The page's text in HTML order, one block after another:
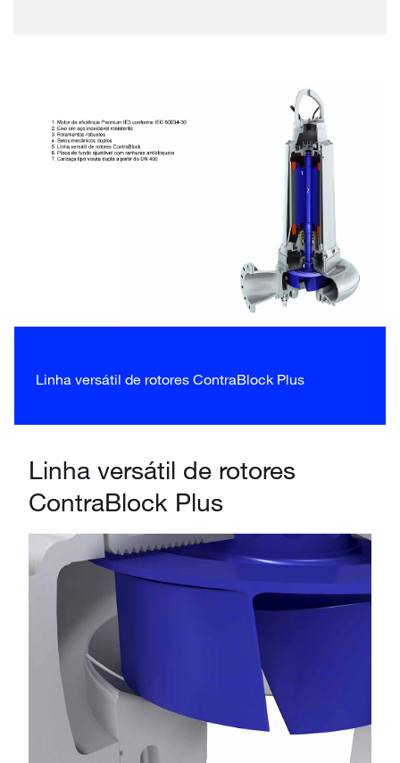
Linha versátil de rotores ContraBlock Plus
Linha versátil de rotores
ContraBlock Plus